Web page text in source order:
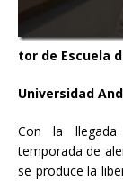
tor de Escuela
Universidad
Con la
temporada de
se produce la